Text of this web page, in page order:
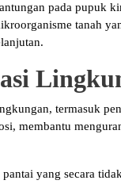
pada pupuk
tanah
termasuk
membantu
yang secara